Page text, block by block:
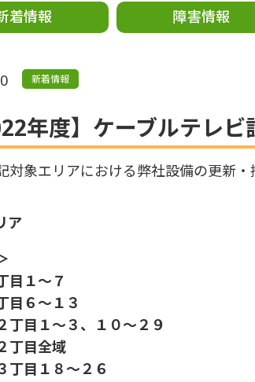
着情報 障害情報
新着情報
年度】ケーブルテレ
対象エリアにおける弊社設備の更新・
ア
目１～７
目６～１３
丁目１～３、１０～２９
丁目全域
丁目１８～２６